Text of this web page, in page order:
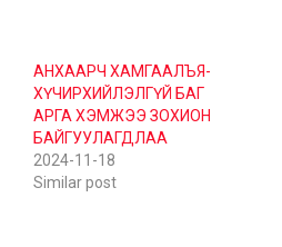
АНХААРЧ ХАМГААЛЪЯ-
ХҮЧИРХИЙЛЭЛГҮЙ БАГ
АРГА ХЭМЖЭЭ ЗОХИОН
БАЙГУУЛАГДЛАА
2024-11-18
Similar post